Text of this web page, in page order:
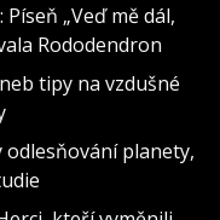
„Veď mě dál,
Rododendron
tipy na vzdušné
odlesňování planety,